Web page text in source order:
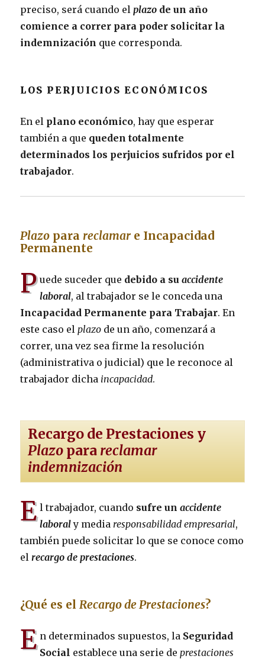
preciso, será cuando elplazo de un año
comience a correr para poder solicitar la
indemnización que corresponda.
LOS PERJUICIOS ECONÓMICOS
En el plano económico, hay que esperar
también a que queden totalmente
determinados los perjuicios sufridos por el
trabajador.
Plazo para reclamar e Incapacidad
Permanente
P uede suceder que debido a su accidente
laboral, al trabajador se le conceda una
Incapacidad Permanente para Trabajar. En
este caso elplazo de un año, comenzará a
correr, una vez sea firme la resolución
(administrativa o judicial) que le reconoce al
trabajador dicha incapacidad.
Recargo de Prestaciones y
Plazo para reclamar
indemnización
E l trabajador, cuando sufre un accidente
laboraly media responsabilidad empresarial,
también puede solicitar lo que se conoce como
elrecargo de prestaciones.
¿Qué es elRecargo de Prestaciones?
E n determinados supuestos, la Seguridad
Social establece una serie de prestaciones